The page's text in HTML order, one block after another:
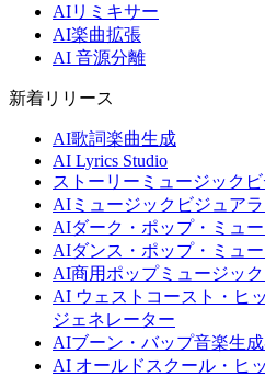
AIリミキサー
AI楽曲拡張
AI 音源分離
新着リリース
AI歌詞楽曲生成
AI Lyrics Studio
ストーリーミュージック
AIミュージックビジュア
AIダーク・ポップ・ミュ
AIダンス・ポップ・ミュ
AI商用ポップミュージッ
AI ウェストコースト・ヒ
ジェネレーター
AIブーン・バップ音楽生
AI オールドスクール・ヒ